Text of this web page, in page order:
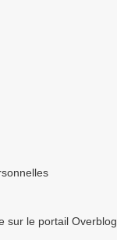
sur le portail Overblog